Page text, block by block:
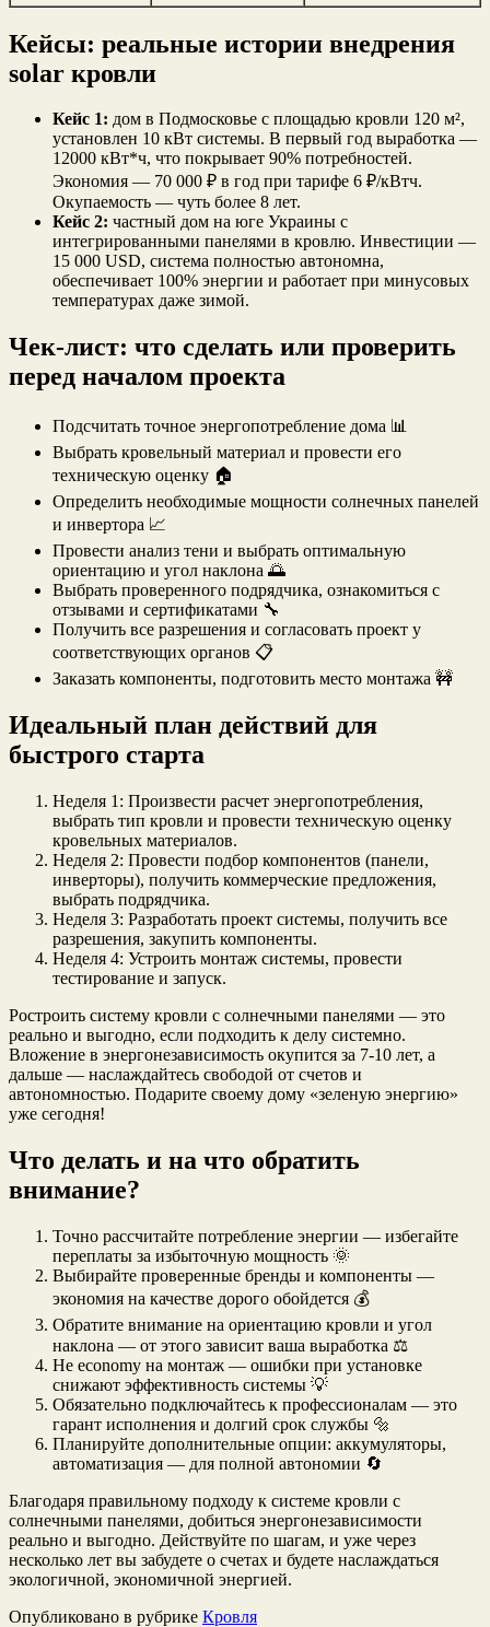
Кейсы: реальные истории внедрения
solar кровли
Кейс 1: дом в Подмосковье с площадью кровли 120 м²,
установлен 10 кВт системы. В первый год выработка —
12000 кВт*ч, что покрывает 90% потребностей.
Экономия — 70 000 ₽ в год при тарифе 6 ₽/кВтч.
Окупаемость — чуть более 8 лет.
Кейс 2: частный дом на юге Украины с
интегрированными панелями в кровлю. Инвестиции —
15 000 USD, система полностью автономна,
обеспечивает 100% энергии и работает при минусовых
температурах даже зимой.
Чек-лист: что сделать или проверить
перед началом проекта
Подсчитать точное энергопотребление дома 📊
Выбрать кровельный материал и провести его
техническую оценку 🏠
Определить необходимые мощности солнечных панелей
и инвертора 📈
Провести анализ тени и выбрать оптимальную
ориентацию и угол наклона 🌅
Выбрать проверенного подрядчика, ознакомиться с
отзывами и сертификатами 🔧
Получить все разрешения и согласовать проект у
соответствующих органов 📋
Заказать компоненты, подготовить место монтажа 🚧
Идеальный план действий для
быстрого старта
Неделя 1: Произвести расчет энергопотребления,
выбрать тип кровли и провести техническую оценку
кровельных материалов.
Неделя 2: Провести подбор компонентов (панели,
инверторы), получить коммерческие предложения,
выбрать подрядчика.
Неделя 3: Разработать проект системы, получить все
разрешения, закупить компоненты.
Неделя 4: Устроить монтаж системы, провести
тестирование и запуск.
Pостроить систему кровли с солнечными панелями — это
реально и выгодно, если подходить к делу системно.
Вложение в энергонезависимость окупится за 7-10 лет, а
дальше — наслаждайтесь свободой от счетов и
автономностью. Подарите своему дому «зеленую энергию»
уже сегодня!
Что делать и на что обратить
внимание?
Точно рассчитайте потребление энергии — избегайте
переплаты за избыточную мощность 🌞
Выбирайте проверенные бренды и компоненты —
экономия на качестве дорого обойдется 💰
Обратите внимание на ориентацию кровли и угол
наклона — от этого зависит ваша выработка ⚖️
Не economy на монтаж — ошибки при установке
снижают эффективность системы 💡
Обязательно подключайтесь к профессионалам — это
гарант исполнения и долгий срок службы 🔩
Планируйте дополнительные опции: аккумуляторы,
автоматизация — для полной автономии 🔄
Благодаря правильному подходу к системе кровли с
солнечными панелями, добиться энергонезависимости
реально и выгодно. Действуйте по шагам, и уже через
несколько лет вы забудете о счетах и будете наслаждаться
экологичной, экономичной энергией.
Опубликовано в рубрике Кровля